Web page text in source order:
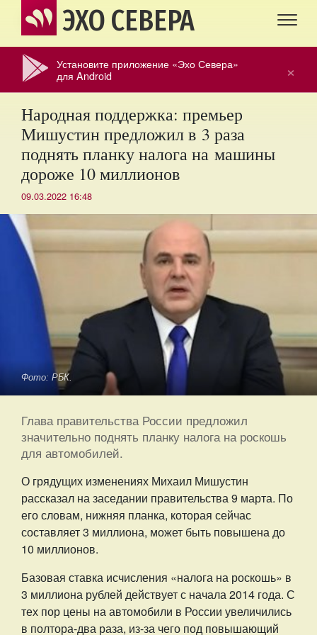
ЭХО СЕВЕРА
×
Установите приложение «Эхо Севера»
для Android
Народная поддержка: премьер
Мишустин предложил в 3 раза
поднять планку налога на машины
дороже 10 миллионов
09.03.2022 16:48
Фото: РБК.
Глава правительства России предложил
значительно поднять планку налога на роскошь
для автомобилей.
О грядущих изменениях Михаил Мишустин
рассказал на заседании правительства 9 марта. По
его словам, нижняя планка, которая сейчас
составляет 3 миллиона, может быть повышена до
10 миллионов.
Базовая ставка исчисления «налога на роскошь» в
3 миллиона рублей действует с начала 2014 года. С
тех пор цены на автомобили в России увеличились
в полтора-два раза, из-за чего под повышающий